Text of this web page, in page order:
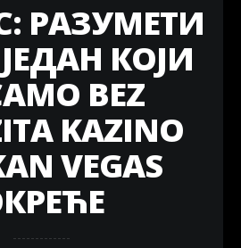
РАЗУМЕТИ
КОЈИ
BEZ
KAZINO
VEGAS